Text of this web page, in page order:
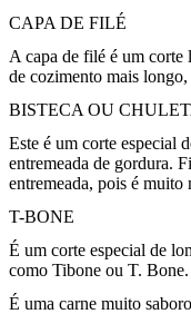
CAPA DE FILÉ
A capa de filé é um corte
de cozimento mais longo,
BISTECA OU
Este é um corte especial
entremeada de gordura.
entremeada, pois é muito
T-BONE
É um corte especial de
como Tibone ou T. Bone.
É uma carne muito